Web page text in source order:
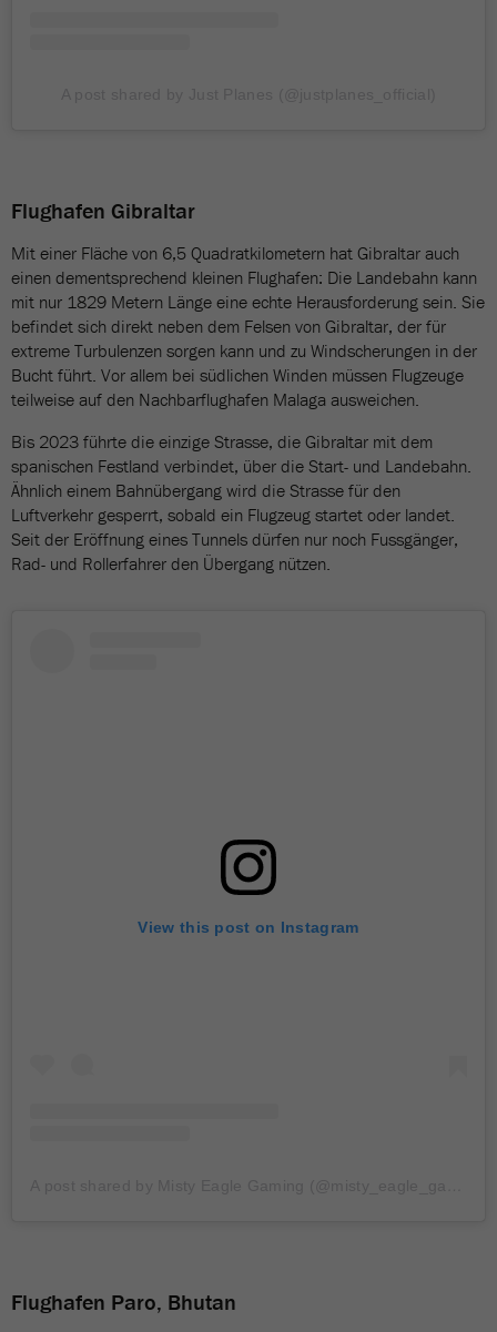
Flughafen Gibraltar
Mit einer Fläche von 6,5 Quadratkilometern hat Gibraltar auch
einen dementsprechend kleinen Flughafen: Die Landebahn kann
mit nur 1829 Metern Länge eine echte Herausforderung sein. Sie
befindet sich direkt neben dem Felsen von Gibraltar, der für
extreme Turbulenzen sorgen kann und zu Windscherungen in der
Bucht führt. Vor allem bei südlichen Winden müssen Flugzeuge
teilweise auf den Nachbarflughafen Malaga ausweichen.
Bis 2023 führte die einzige Strasse, die Gibraltar mit dem
spanischen Festland verbindet, über die Start- und Landebahn.
Ähnlich einem Bahnübergang wird die Strasse für den
Luftverkehr gesperrt, sobald ein Flugzeug startet oder landet.
Seit der Eröffnung eines Tunnels dürfen nur noch Fussgänger,
Rad- und Rollerfahrer den Übergang nützen.
View this post on Instagram
Flughafen Paro, Bhutan